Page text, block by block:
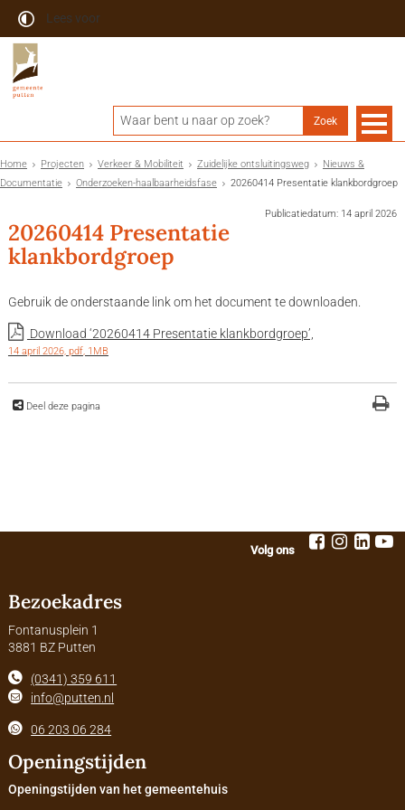
Lees voor
Home Projecten Verkeer & Mobiliteit Zuidelijke ontsluitingsweg
Nieuws &
Documentatie
Onderzoeken-haalbaarheidsfase 20260414 Presentatie klankbordgroep
20260414 Presentatie
klankbordgroep
Gebruik de onderstaande link om het document te downloaden.
Download ‘20260414 Presentatie klankbordgroep’,
14 april 2026, pdf, 1MB
Deel deze pagina
Publicatiedatum: 14 april 2026
Volg ons
Bezoekadres
Fontanusplein 1
3881 BZ Putten
(0341) 359 611
info@putten.nl
06 203 06 284
Openingstijden
Openingstijden van het gemeentehuis